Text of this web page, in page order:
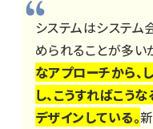
システムはシステ
められることが多い
なアプローチから
し、こうすればこう
デザインしている。